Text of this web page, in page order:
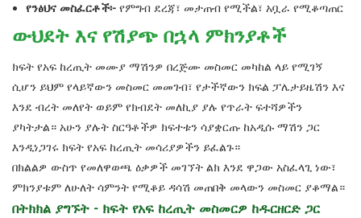
የንፅህና መስፈርቶች፡- የምግብ ደረጃ፣ መታጠብ የሚችል፣ አቧራ የሚቆጣጠር
ውህደት እና የሽያጭ በኋላ ምክንያቶች
ክፍት የአፍ ከረጢት መሙያ ማሽንዎ በረጅሙ መስመር መካከል ላይ የሚገኝ
ሲሆን ይህም የላይኛውን መስመር መመገብ፣ የታችኛውን ክፍል ፓሌታይዜሽን እና
እንደ ብረት መለየት ወይም የክብደት መለኪያ ያሉ የጥራት ፍተሻዎችን
ያካትታል። አሁን ያሉት ስርዓቶችዎ ክፍተቱን ሳያቋርጡ ከአዲሱ ማሽን ጋር
እንዲነጋገሩ ክፍት የአፍ ከረጢት መሳሪያዎችን ይፈልጉ።
በክልልዎ ውስጥ የመለዋወጫ ዕቃዎች መገኘት ልክ እንደ ዋጋው አስፈላጊ ነው፣
ምክንያቱም ለሁለት ሳምንት የሚቆይ ዳሳሽ መጠበቅ መላውን መስመር ያቆማል።
በትክክል ያግኙት - ክፍት የአፍ ከረጢት መስመርዎ ከዱርዘርድ ጋር